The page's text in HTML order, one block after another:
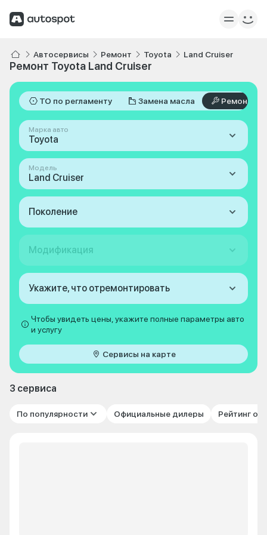
Автосервисы Ремонт Toyota Land Cruiser
Ремонт Toyota Land Cruiser
ТО по регламенту Замена масла Ремонт
Марка авто
Toyota
Модель
Land Cruiser
Поколение
Модификация
Укажите, что отремонтировать
Чтобы увидеть цены, укажите полные параметры авто
и услугу
Сервисы на карте
3 сервиса
По популярности Официальные дилеры Рейтинг